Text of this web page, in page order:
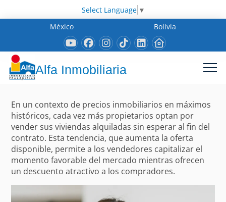
Select Language ▼
México
Bolivia
Alfa Inmobiliaria
En un contexto de precios inmobiliarios en máximos
históricos, cada vez más propietarios optan por
vender sus viviendas alquiladas sin esperar al fin del
contrato. Esta tendencia, que aumenta la oferta
disponible, permite a los vendedores capitalizar el
momento favorable del mercado mientras ofrecen
un descuento atractivo a los compradores.